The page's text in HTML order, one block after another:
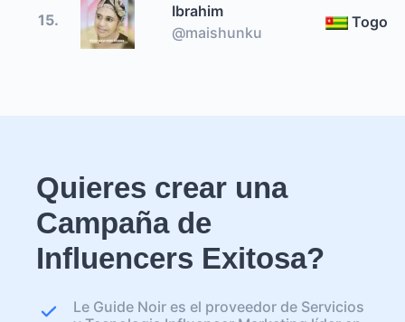
15.
Ibrahim
@maishunku
Togo
Quieres crear una
Campaña de
Influencers Exitosa?
Le Guide Noir es el proveedor de Servicios